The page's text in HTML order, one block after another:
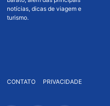
notícias, dicas de viagem e
turismo.
CONTATO PRIVACIDADE